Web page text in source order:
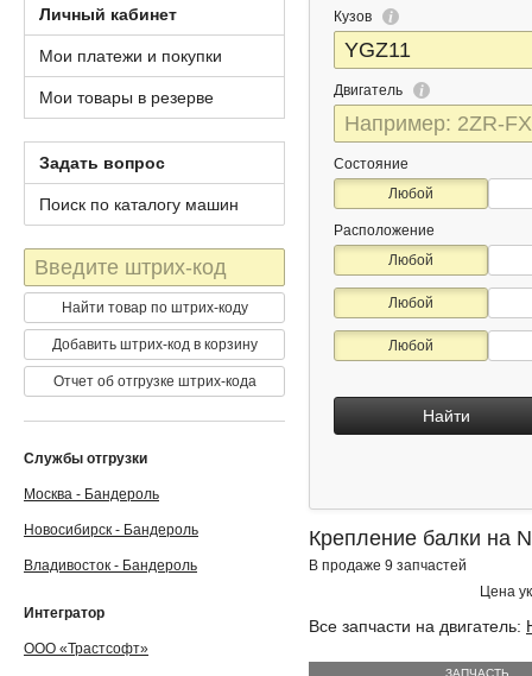
Кузов
Двигатель
Состояние
Любой
Расположение
Любой
Любой
Любой
Найти
Крепление балки на
В продаже 9 запчастей
Цена
Все запчасти на двигатель:
ЗАПЧАСТЬ
Личный кабинет
Мои платежи и покупки
Мои товары в резерве
Задать вопрос
Поиск по каталогу машин
Штрих-
код
Найти товар по штрих-коду
Добавить штрих-код в корзину
Отчет об отгрузке штрих-кода
Службы отгрузки
Москва - Бандероль
Новосибирск - Бандероль
Владивосток - Бандероль
Интегратор
ООО «Трастсофт»